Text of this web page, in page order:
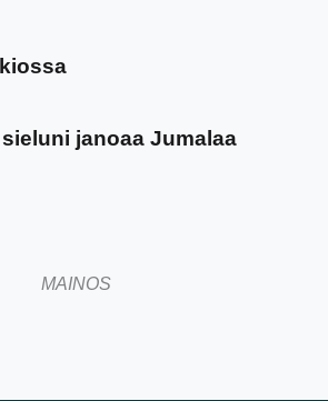
janoaa Jumalaa
MAINOS